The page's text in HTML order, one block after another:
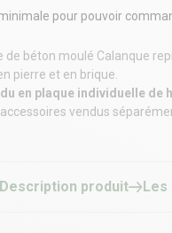
pour pouvoir
de béton moulé Calanque
pierre et en brique.
en plaque individuelle de
vendus
Description produit Les